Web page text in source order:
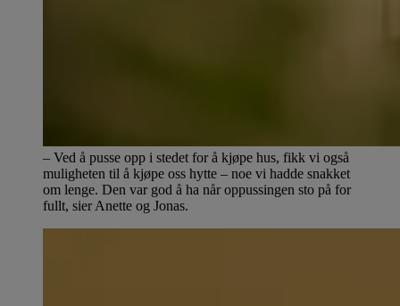
– Ved å pusse opp i stedet for å kjøpe hus, fikk vi også
muligheten til å kjøpe oss hytte – noe vi hadde snakket
om lenge. Den var god å ha når oppussingen sto på for
fullt, sier Anette og Jonas.